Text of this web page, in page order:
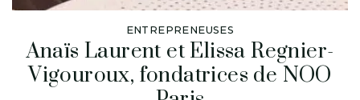
ENTREPRENEUSES
Anaïs Laurent et Elissa Regnier-
Vigouroux, fondatrices de NOO